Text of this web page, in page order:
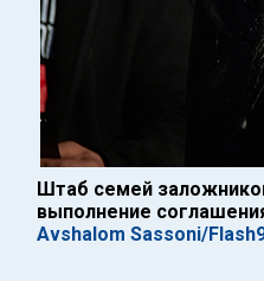
Штаб семей
выполнение
Avshalom Sassoni/